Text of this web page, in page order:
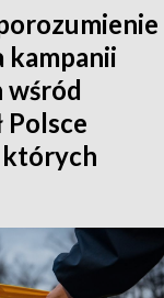
kampanii
wśród
Polsce
których